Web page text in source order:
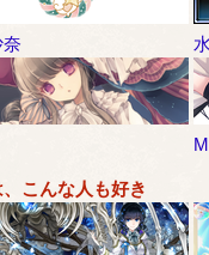
こんな人も好き